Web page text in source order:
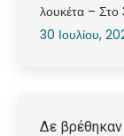
λουκέτα –
30 Ιουλίου,
Δε